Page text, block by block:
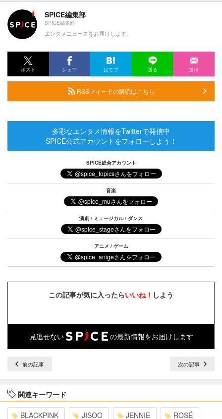
SPICE編集部
SPICE編集部
エンタメニュースをお届けします。
ポスト シェア はてブ 送る 送信
RSSフィードの購読はこちら
多彩なエンタメ情報をTwitterで発信中
SPICE公式アカウントをフォローしよう！
SPICE総合アカウント
音楽
演劇 / ミュージカル / ダンス
アニメ / ゲーム
この記事が気に入ったらいいね！ しよう
見逃せない の最新情報をお届けします
前の記事 次の記事
関連キーワード
BLACKPINK JISOO JENNIE ROSÉ